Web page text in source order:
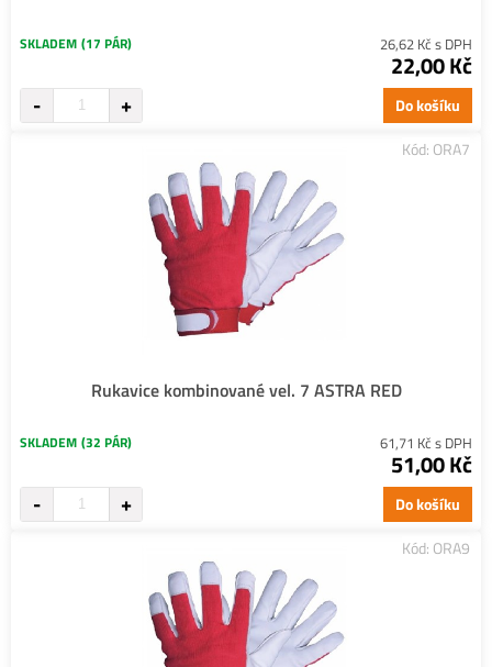
SKLADEM (17 PÁR) 26,62 Kč s DPH
22,00 Kč
Do košíku
Kód: ORA7
Rukavice kombinované vel. 7 ASTRA RED
SKLADEM (32 PÁR) 61,71 Kč s DPH
51,00 Kč
Do košíku
Kód: ORA9